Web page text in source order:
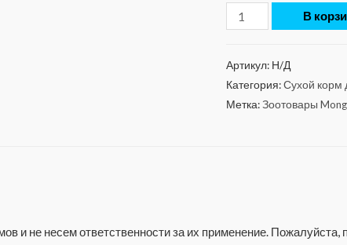
В
Артикул: Н/Д
Категория:Сухой корм
Метка:Зоотовары
и не несем ответственности за их применение.